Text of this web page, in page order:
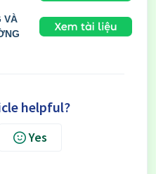
VÀ
helpful?
Yes